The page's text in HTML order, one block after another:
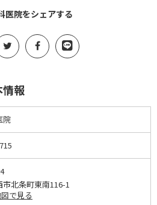
医院をシェアする
報
院
市北条町東南116-1
で見る